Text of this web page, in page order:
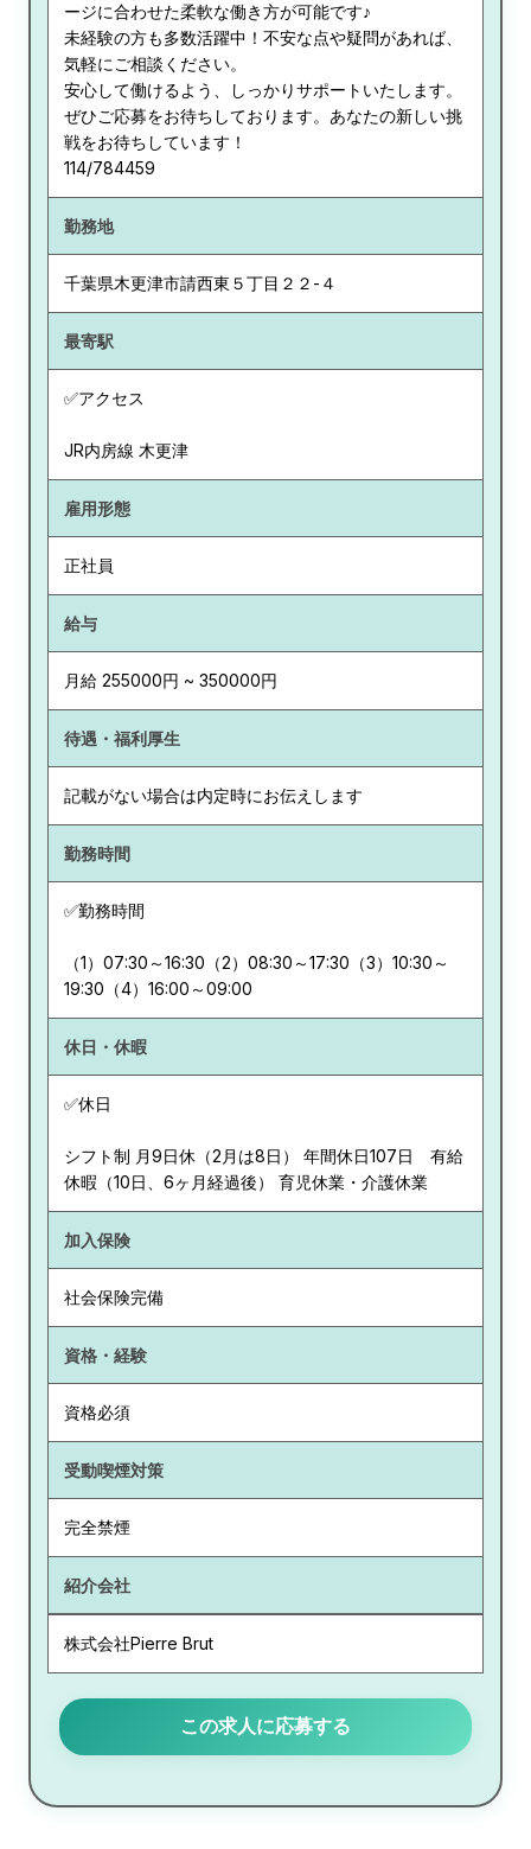
ージに合わせた柔軟な働き方が可能です♪
未経験の方も多数活躍中！不安な点や疑問があれば、
気軽にご相談ください。
安心して働けるよう、しっかりサポートいたします。
ぜひご応募をお待ちしております。あなたの新しい挑
戦をお待ちしています！
114/784459
勤務地
千葉県木更津市請西東５丁目２２-４
最寄駅
✅アクセス
JR内房線 木更津
雇用形態
正社員
給与
月給 255000円 ~ 350000円
待遇・福利厚生
記載がない場合は内定時にお伝えします
勤務時間
✅勤務時間
（1）07:30～16:30（2）08:30～17:30（3）10:30～
19:30（4）16:00～09:00
休日・休暇
✅休日
シフト制 月9日休（2月は8日） 年間休日107日 有給
休暇（10日、6ヶ月経過後） 育児休業・介護休業
加入保険
社会保険完備
資格・経験
資格必須
受動喫煙対策
完全禁煙
紹介会社
株式会社Pierre Brut
この求人に応募する